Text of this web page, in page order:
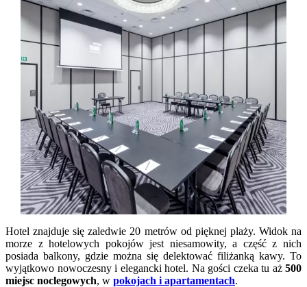
Hotel znajduje się zaledwie 20 metrów od pięknej plaży. Widok na
morze z hotelowych pokojów jest niesamowity, a część z nich
posiada balkony, gdzie można się delektować filiżanką kawy. To
wyjątkowo nowoczesny i elegancki hotel. Na gości czeka tu aż 500
miejsc noclegowych, w pokojach i apartamentach.